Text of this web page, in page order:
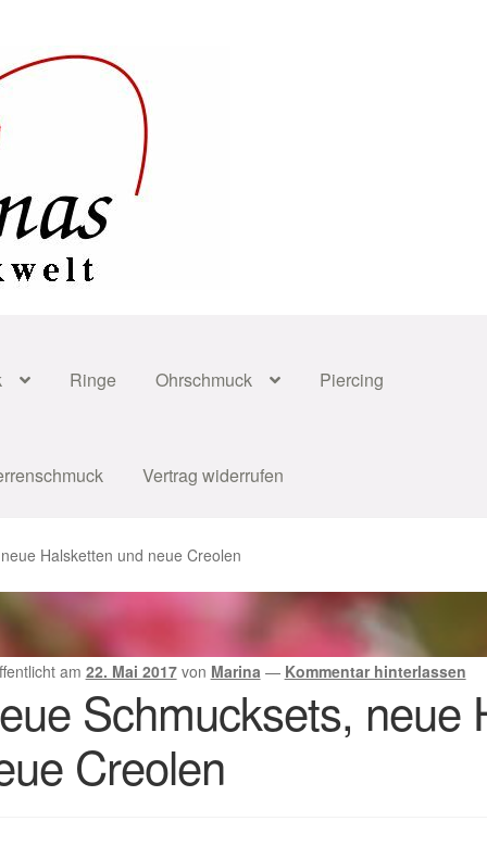
Ringe Ohrschmuck Piercing
Vertrag widerrufen
zu Ostern 2023 Geschenke zu Ostern 2024
für Weihnachten 2023
für Weihnachten 2025
Schmuck online kaufen 2016
Schmuck online kaufen 2018
Halsketten und neue Creolen
am 22. Mai 2017 von Marina — Kommentar hinterlassen
Schmucksets, neue
Creolen